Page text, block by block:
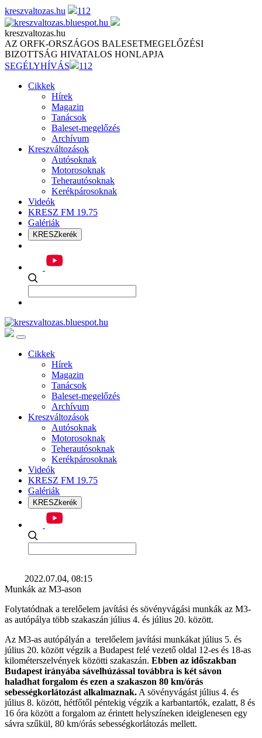
Skip
to
content
kreszvaltozas.hu 112
kreszvaltozas.hu
AZ ORFK-ORSZÁGOS BALESETMEGELŐZÉSI
BIZOTTSÁG HIVATALOS HONLAPJA
SEGÉLYHÍVÁS
112
Cikkek
Hírek
Magazin
Tanácsok
Baleset-megelőzés
Archívum
Kreszváltozások
Autósoknak
Motorosoknak
Teherautósoknak
Kerékpárosoknak
Videók
KRESZ FM 19.75
Galériák
KRESZkerék
Cikkek
Hírek
Magazin
Tanácsok
Baleset-megelőzés
Archívum
Kreszváltozások
Autósoknak
Motorosoknak
Teherautósoknak
Kerékpárosoknak
Videók
KRESZ FM 19.75
Galériák
KRESZkerék
2022.07.04, 08:15
Munkák az M3-ason
Folytatódnak a terelőelem javítási és sövényvágási munkák az M3-
as autópálya több szakaszán július 4. és július 20. között.
Az M3-as autópályán a terelőelem javítási munkákat július 5. és
július 20. között végzik a Budapest felé vezető oldal 12-es és 18-as
kilométerszelvények közötti szakaszán. Ebben az időszakban
Budapest irányába sávelhúzással továbbra is két sávon
haladhat forgalom és ezen a szakaszon 80 km/órás
sebességkorlátozást alkalmaznak. A sövényvágást július 4. és
július 8. között, hétfőtől péntekig végzik a karbantartók, ezalatt, 8 és
16 óra között a forgalom az érintett helyszíneken ideiglenesen egy
sávra szűkül, 80 km/órás sebességkorlátozás mellett.